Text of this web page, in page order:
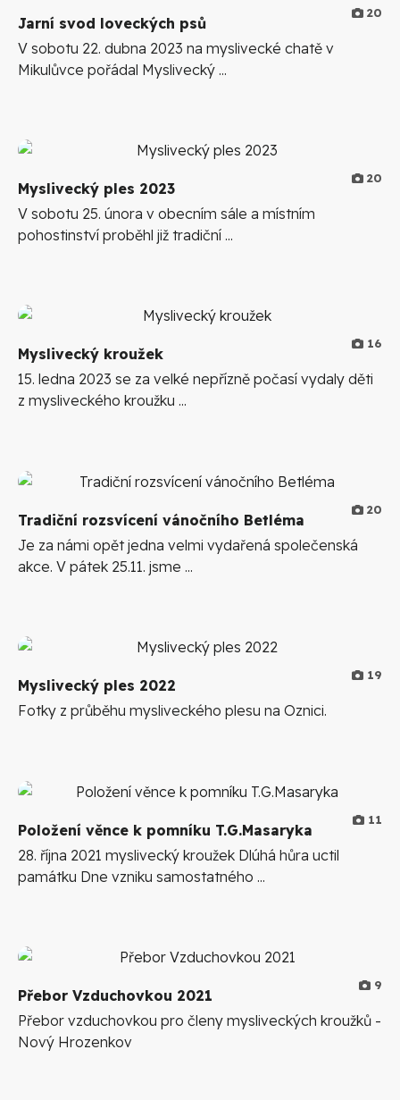
20
Jarní svod loveckých psů
V sobotu 22. dubna 2023 na myslivecké chatě v
Mikulůvce pořádal Myslivecký ...
20
Myslivecký ples 2023
V sobotu 25. února v obecním sále a místním
pohostinství proběhl již tradiční ...
16
Myslivecký kroužek
15. ledna 2023 se za velké nepřízně počasí vydaly děti
z mysliveckého kroužku ...
20
Tradiční rozsvícení vánočního Betléma
Je za námi opět jedna velmi vydařená společenská
akce. V pátek 25.11. jsme ...
19
Myslivecký ples 2022
Fotky z průběhu mysliveckého plesu na Oznici.
11
Položení věnce k pomníku T.G.Masaryka
28. října 2021 myslivecký kroužek Dlúhá hůra uctil
památku Dne vzniku samostatného ...
9
Přebor Vzduchovkou 2021
Přebor vzduchovkou pro členy mysliveckých kroužků -
Nový Hrozenkov